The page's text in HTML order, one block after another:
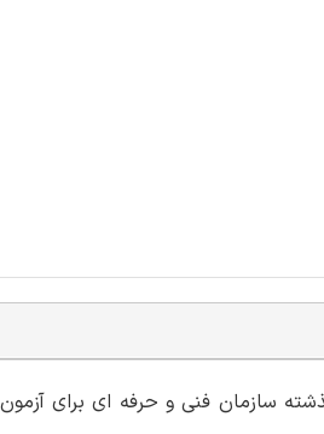
سازمان فنی و حرفه ای برای